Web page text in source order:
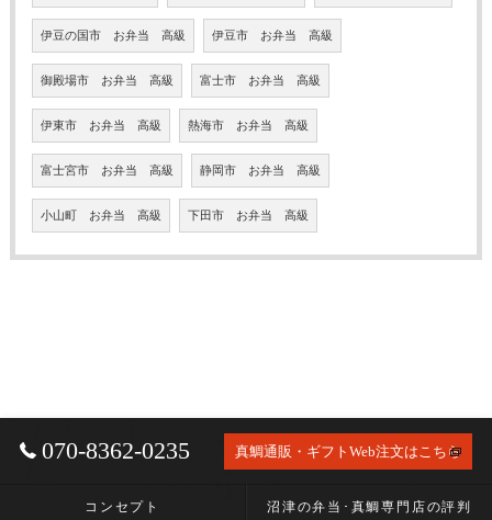
伊豆の国市 お弁当 高級 伊豆市 お弁当 高級
御殿場市 お弁当 高級 富士市 お弁当 高級
伊東市 お弁当 高級 熱海市 お弁当 高級
富士宮市 お弁当 高級 静岡市 お弁当 高級
小山町 お弁当 高級 下田市 お弁当 高級
070-8362-0235 真鯛通販・ギフトWeb注文はこちら
コンセプト 沼津の弁当･真鯛専門店の評判